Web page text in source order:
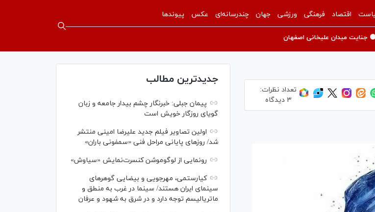
اقتصاد فرهنگی ورزشی جهان چندرسانه‌ای عکس پیوندها
جنایت میدان علیخانی اصفهان
تعداد نظرات:
۳ دیدگاه
جدیدترین مطالب
پیمان جبلی: خبرنگار چشم بیدار جامعه و زبان
گویای روزگار خویش است
اولین تصاویر فیلم جدید علیرضا امینی منتشر
شد/ روز‌های پایانی مراحل فنی «سمفونی باران»
رونمایی از لوگوموشن کنسرت‌نمایش «سیاوش»
کیارستمی، مهرجویی و بیضایی گوهر‌های
سینمای ایران هستند/ سینما در غرب به منطق و
ماتریالیسم توجه دارد و در شرق به شهود و عرفان